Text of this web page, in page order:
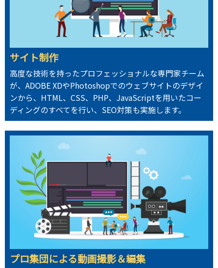
サイト制作
高度な技術を持ったプロフェッショナルな専門家チーム
が、ADOBE XDやPhotoshopでのウェブサイトのデザイ
ンから、HTML、CSS、PHP、JavaScriptを用いたコー
ディングのすべてを行い、SEO対策も実施します。
プロ集団による動画撮影＆編集